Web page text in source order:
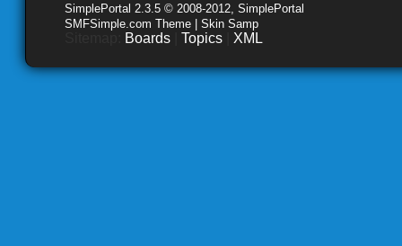
SimplePortal 2.3.5 © 2008-2012, SimplePortal
SMFSimple.com Theme | Skin Samp
Boards Topics XML